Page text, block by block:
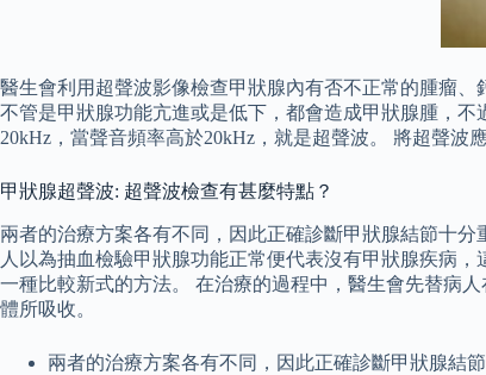
醫生會利用超聲波影像檢查甲狀腺內有否不正常的腫瘤
不管是甲狀腺功能亢進或是低下，都會造成甲狀腺腫，
20kHz，當聲音頻率高於20kHz，就是超聲波。 將超聲波
甲狀腺超聲波: 超聲波檢查有甚麼特點？
兩者的治療方案各有不同，因此正確診斷甲狀腺結節十
人以為抽血檢驗甲狀腺功能正常便代表沒有甲狀腺疾病
一種比較新式的方法。 在治療的過程中，醫生會先替病
體所吸收。
兩者的治療方案各有不同，因此正確診斷甲狀腺結節